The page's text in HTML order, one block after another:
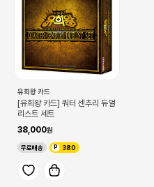
유희왕 카드
[유희왕 카드] 쿼터 센추리 듀얼
리스트 세트
38,000
무료배송 380